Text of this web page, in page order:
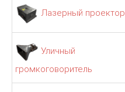
Лазерный проектор
Уличный
громкоговоритель